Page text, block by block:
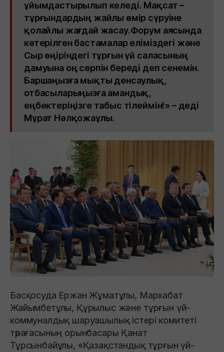
ұйымдастырылып келеді. Мақсат –
тұрғындардың жайлы өмір сүруіне
қолайлы жағдай жасау.Форум аясында
көтерілген бастамалар еліміздегі және
Сыр өңіріндегі тұрғын үй саласының
дамуына оң серпін береді деп сенемін.
Баршаңызға мықты денсаулық,
отбасыларыңызға амандық,
еңбектеріңізге табыс тілеймін!» – деді
Мұрат Нәлқожаұлы.
Басқосуда Ержан Жұматұлы, Мархабат
Жайымбетұлы, Құрылыс және тұрғын үй-
коммуналдық шаруашылық істері комитеті
төрағасының орынбасары Қанат
Тұрсынбайұлы, «Қазақстандық тұрғын үй-